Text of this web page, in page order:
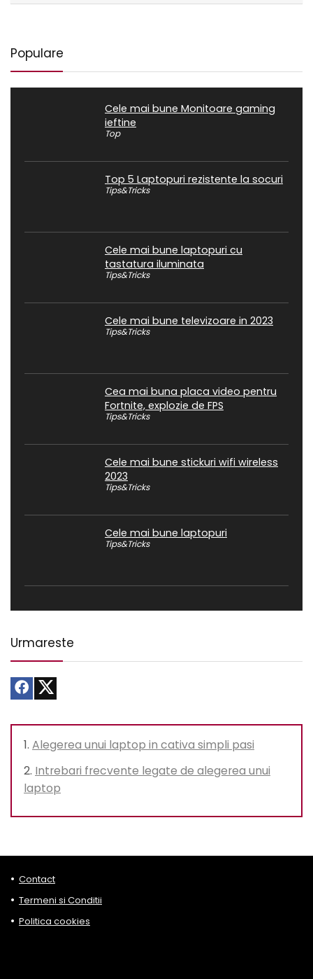
Populare
Cele mai bune Monitoare gaming
ieftine
Top
Top 5 Laptopuri rezistente la socuri
Tips&Tricks
Cele mai bune laptopuri cu
tastatura iluminata
Tips&Tricks
Cele mai bune televizoare in 2023
Tips&Tricks
Cea mai buna placa video pentru
Fortnite, explozie de FPS
Tips&Tricks
Cele mai bune stickuri wifi wireless
2023
Tips&Tricks
Cele mai bune laptopuri
Tips&Tricks
Urmareste
Alegerea unui laptop in cativa simpli pasi
Intrebari frecvente legate de alegerea unui
laptop
Contact
Termeni si Conditii
Politica cookies